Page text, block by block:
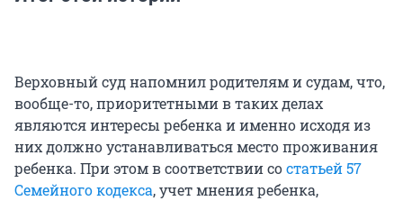
Верховный суд напомнил родителям и судам, что,
вообще-то, приоритетными в таких делах
являются интересы ребенка и именно исходя из
них должно устанавливаться место проживания
ребенка. При этом в соответствии состатьей 57
Семейного кодекса, учет мнения ребенка,